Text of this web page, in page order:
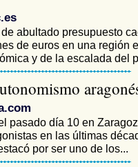
abultado presupuesto
de euros en una región
y de la escalada del
pasado día 10 en
en las últimas
por ser uno de los...